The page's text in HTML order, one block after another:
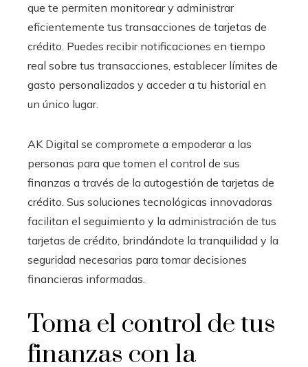
que te permiten monitorear y administrar
eficientemente tus transacciones de tarjetas de
crédito. Puedes recibir notificaciones en tiempo
real sobre tus transacciones, establecer límites de
gasto personalizados y acceder a tu historial en
un único lugar.
AK Digital se compromete a empoderar a las
personas para que tomen el control de sus
finanzas a través de la autogestión de tarjetas de
crédito. Sus soluciones tecnológicas innovadoras
facilitan el seguimiento y la administración de tus
tarjetas de crédito, brindándote la tranquilidad y la
seguridad necesarias para tomar decisiones
financieras informadas.
Toma el control de tus
finanzas con la